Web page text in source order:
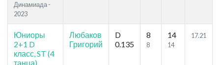
Динамиада -
2023
Юниоры
2+1 D
класс, ST (4
танца)
Любаков
Григорий
D
0.135
8
8
14
14
17.21